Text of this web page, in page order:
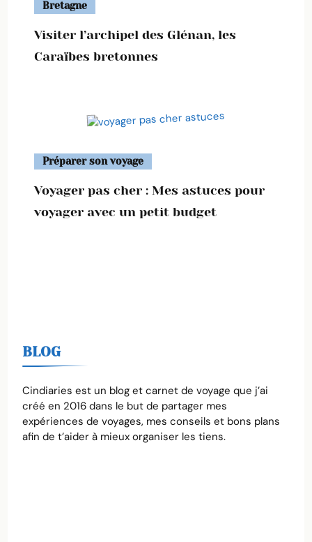
Bretagne
Visiter l’archipel des Glénan, les
Caraïbes bretonnes
Préparer son voyage
Voyager pas cher : Mes astuces pour
voyager avec un petit budget
BLOG
Cindiaries est un blog et carnet de voyage que j’ai
créé en 2016 dans le but de partager mes
expériences de voyages, mes conseils et bons plans
afin de t’aider à mieux organiser les tiens.